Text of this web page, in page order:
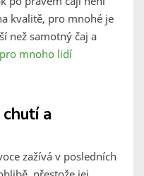
kvalitě, pro mnohé je
než samotný čaj a
mnoho lidí
a
zažívá v posledních